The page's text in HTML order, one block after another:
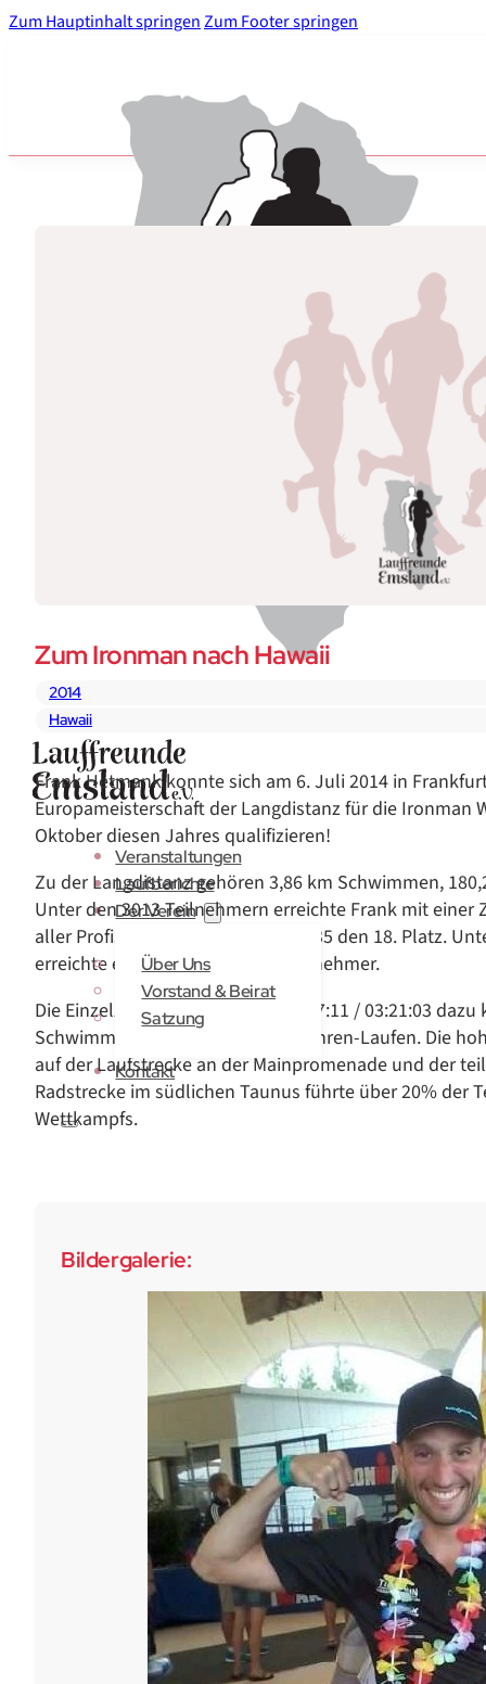
Zum Hauptinhalt springenZum Footer springen
Veranstaltungen
Laufberichte
Der Verein
Über Uns
Vorstand & Beirat
Satzung
Kontakt
Zum Ironman nach Hawaii
2014
Hawaii
Frank Hetmank konnte sich am 6. Juli 2014 in
Europameisterschaft der Langdistanz für die Ironman
Oktober diesen Jahres qualifizieren!
Zu der Langdistanz gehören 3,86 km Schwimmen,
Unter den 3013 Teilnehmern erreichte Frank mit einer
aller Profis und der Altersklasse M35 den 18. Platz.
erreichte er den 35. Platz aller Teilnehmer.
Die Einzelzeiten waren 55:36 / 04:57:11 / 03:21:03
Schwimmen-Radfahren und Radfahren-Laufen. Die
auf der Laufstrecke an der Mainpromenade und der
Radstrecke im südlichen Taunus führte über 20% der
Wettkampfs.
Bildergalerie: